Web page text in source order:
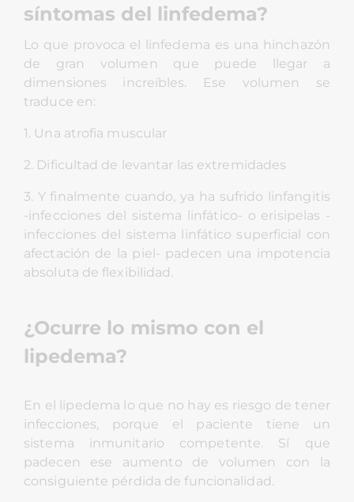
síntomas del linfedema?
Lo que provoca el linfedema es una hinchazón
de gran volumen que puede llegar a
dimensiones increíbles. Ese volumen se
traduce en:
1. Una atrofia muscular
2. Dificultad de levantar las extremidades
3. Y finalmente cuando, ya ha sufrido linfangitis
-infecciones del sistema linfático- o erisipelas -
infecciones del sistema linfático superficial con
afectación de la piel- padecen una impotencia
absoluta de flexibilidad.
¿Ocurre lo mismo con el
lipedema?
En el lipedema lo que no hay es riesgo de tener
infecciones, porque el paciente tiene un
sistema inmunitario competente. Sí que
padecen ese aumento de volumen con la
consiguiente pérdida de funcionalidad.